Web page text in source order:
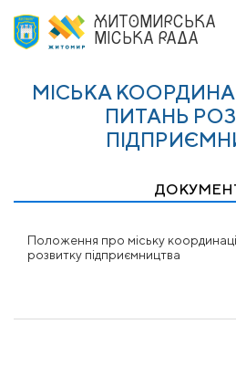
ЖИТОМИРСЬКА
МІСЬКА РАДА
МІСЬКА
ПИТАНЬ
Положення про міську
розвитку підприємництва